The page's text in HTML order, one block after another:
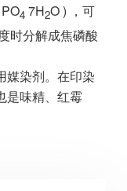
4 7H2O ) ，可
时分解成焦磷酸
媒染剂。在印染
是味精、红霉